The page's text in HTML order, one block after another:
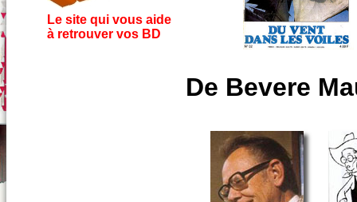
Le site qui vous aide
à retrouver vos BD
De Bevere